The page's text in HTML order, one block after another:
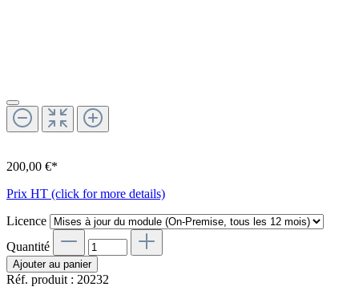
200,00 €*
Prix HT (click for more details)
Licence
Quantité
Ajouter au panier
Réf. produit : 20232